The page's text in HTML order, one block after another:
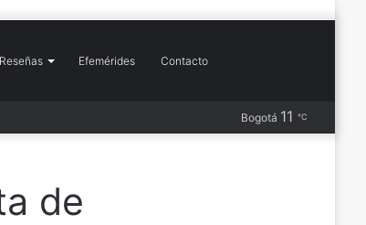
Reseñas Efemérides Contacto
Bogotá 11℃
Facebook
de